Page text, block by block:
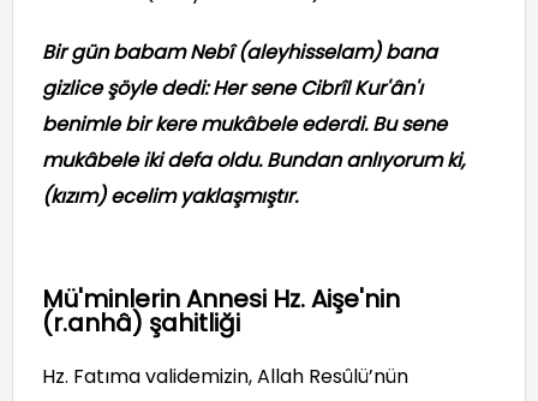
Bir gün babam Nebî (aleyhisselam) bana
gizlice şöyle dedi: Her sene Cibrîl Kur'ân'ı
benimle bir kere mukâbele ederdi. Bu sene
mukâbele iki defa oldu. Bundan anlıyorum ki,
(kızım) ecelim yaklaşmıştır.
Mü'minlerin Annesi Hz. Aişe'nin
(r.anhâ) şahitliği
Hz. Fatıma validemizin, Allah Resûlü’nün